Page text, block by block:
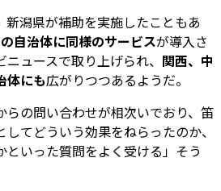
新潟県が補助を実施したこともあ
自治体に同様のサービスが導入さ
ュースで取り上げられ、 関西、中
体にも広がりつつあるようだ。
らの問い合わせが相次いでおり、笛
てどういう効果をねらったのか、
といった質問をよく受ける」そう